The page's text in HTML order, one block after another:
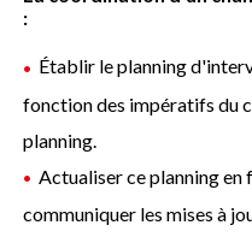
:
Établir le planning
fonction des impératifs du
planning.
Actualiser ce planning en
communiquer les mises à